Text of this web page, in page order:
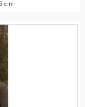
ｃｍ